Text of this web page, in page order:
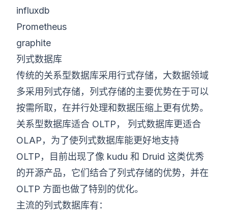
influxdb
Prometheus
graphite
列式数据库
传统的关系型数据库采用行式存储，大数据领域
多采用列式存储，列式存储的主要优势在于可以
按需所取，在并行处理和数据压缩上更有优势。
关系型数据库适合 OLTP， 列式数据库更适合
OLAP，为了使列式数据库能更好地支持
OLTP，目前出现了像 kudu 和 Druid 这类优秀
的开源产品，它们结合了列式存储的优势，并在
OLTP 方面也做了特别的优化。
主流的列式数据库有：